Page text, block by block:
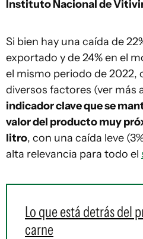
Instituto Nacional de
Si bien hay una caída de
exportado y de 24% en el
el mismo periodo de 2022,
diversos factores (ver más
indicador clave que se
valor del producto muy
litro, con una caída leve
alta relevancia para todo el
Lo que está detrás del
carne